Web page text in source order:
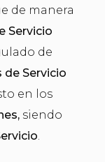
de manera
Servicio
de
de Servicio
en los
siendo
.